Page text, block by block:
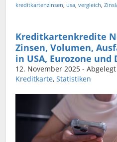
kreditkartenzinsen usa vergleich
Kreditkartenkredite
Zinsen, Volumen,
in USA, Eurozone und
12. November 2025 -
Kreditkarte, Statistiken